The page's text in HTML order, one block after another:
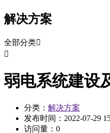
解决方案
全部分类

弱电系统建设
分类： 解决方案
发布时间： 2022-07-29
访问量： 0